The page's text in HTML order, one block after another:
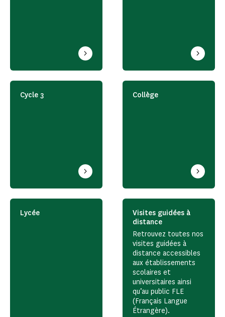
Cycle 3 Collège
Lycée
Visites guidées à
distance
Retrouvez toutes nos
visites guidées à
distance accessibles
aux établissements
scolaires et
universitaires ainsi
qu’au public FLE
(Français Langue
Étrangère).